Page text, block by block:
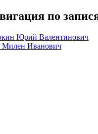
по
Юрий Валентинович
Милен Иванович